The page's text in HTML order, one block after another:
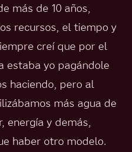
más de 10 años,
recursos, el tiempo y
creí que por el
estaba yo pagándole
haciendo, pero al
más agua de
energía y demás,
haber otro modelo.